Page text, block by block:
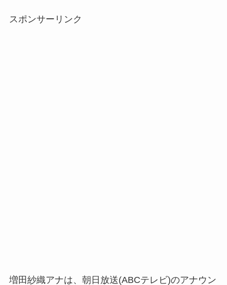
スポンサーリンク
増田紗織アナは、朝日放送(ABCテレビ)のアナウン